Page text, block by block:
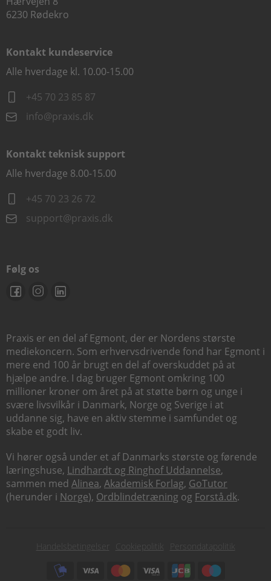
6230 Rødekro
Kontakt kundeservice
Alle hverdage kl. 10.00-15.00
+45 70 23 85 87
info@praxis.dk
Kontakt teknisk support
Alle hverdage 8.00-15.00
+45 70 23 26 72
support@praxis.dk
Følg os
Praxis er en del af Egmont, der er Nordens største
mediekoncern. Som erhvervsdrivende fond har Egmont i
mere end 100 år brugt en del af overskuddet på at
hjælpe andre. I dag bruger Egmont omkring 100
millioner kroner om året på at støtte børn og unge i
svære livsvilkår i Danmark, Norge og Sverige i at
uddanne sig, have en aktiv stemme i samfundet og
skabe et godt liv.
Vi hører også under et af Danmarks største og førende
læringshuse, Lindhardt og Ringhof Uddannelse,
sammen med Alinea, Akademisk Forlag, GoTutor
(herunder i Norge), Ordblindetræning og Forstå.dk.
Subfooter
Handelsbetingelser Cookiepolitik
Persondatapolitik
Subfooter